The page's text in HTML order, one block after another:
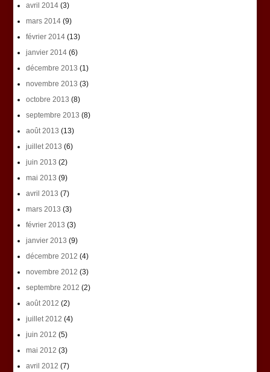
avril 2014(3)
mars 2014(9)
février 2014(13)
janvier 2014(6)
décembre 2013 (1)
novembre 2013 (3)
octobre 2013 (8)
septembre 2013 (8)
août 2013 (13)
juillet 2013 (6)
juin 2013 (2)
mai 2013 (9)
avril 2013 (7)
mars 2013 (3)
février 2013 (3)
janvier 2013 (9)
décembre 2012 (4)
novembre 2012 (3)
septembre 2012 (2)
août 2012 (2)
juillet 2012 (4)
juin 2012 (5)
mai 2012 (3)
avril 2012 (7)